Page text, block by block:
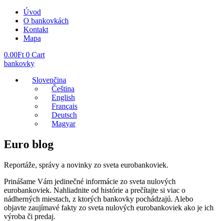
Úvod
O bankovkách
Kontakt
Mapa
0.00Ft 0 Cart
bankovky
Slovenčina
Čeština
English
Français
Deutsch
Magyar
Euro blog
Reportáže, správy a novinky zo sveta eurobankoviek.
Prinášame Vám jedinečné informácie zo sveta nulových
eurobankoviek. Nahliadnite od histórie a prečítajte si viac o
nádherných miestach, z ktorých bankovky pochádzajú. Alebo
objavte zaujímavé fakty zo sveta nulových eurobankoviek ako je ich
výroba či predaj.